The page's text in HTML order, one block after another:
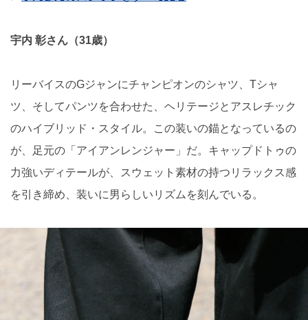
宇内 彰さん（31歳）
リーバイスのGジャンにチャンピオンのシャツ、Tシャ
ツ、そしてパンツを合わせた、ヘリテージとアスレチック
のハイブリッド・スタイル。この装いの錨となっているの
が、足元の「アイアンレンジャー」だ。キャップドトゥの
力強いディテールが、スウェット素材の持つリラックス感
を引き締め、装いに男らしいリズムを刻んでいる。